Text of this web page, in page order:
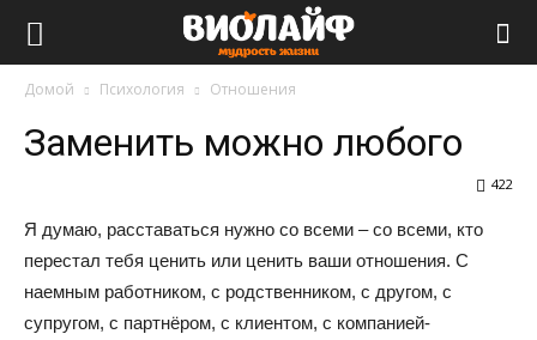
Домой Психология Отношения
Заменить можно любого
422
Я думаю, расставаться нужно со всеми – со всеми, кто
перестал тебя ценить или ценить ваши отношения. С
наемным работником, с родственником, с другом, с
супругом, с партнёром, с клиентом, с компанией-